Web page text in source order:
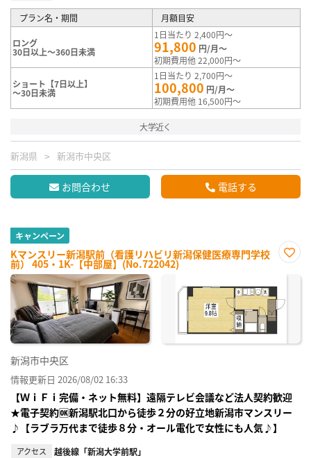
プラン名・期間 月額目安
ロング
30日以上～360日未満
1日当たり 2,400円～
91,800 円/月～
初期費用他 22,000円～
ショート【7日以上】
～30日未満
1日当たり 2,700円～
100,800 円/月～
初期費用他 16,500円～
大学近く
新潟県 新潟市中央区
お問合わせ 電話する
キャンペーン
Kマンスリー新潟駅前（看護リハビリ新潟保健医療専門学校
前） 405・1K-【中部屋】(No.722042)
に入
録
新潟市中央区
情報更新日 2026/08/02 16:33
【ＷｉＦｉ完備・ネット無料】遠隔テレビ会議など法人契約歓迎
★電子契約🆗新潟駅北口から徒歩２分の好立地新潟市マンスリー
♪【ラブラ万代まで徒歩８分・オール電化で女性にも人気♪】
アクセス 越後線「新潟大学前駅」